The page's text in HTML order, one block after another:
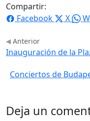
Compartir:
Facebook
X
Anterior
Inauguración de la
Conciertos de
Deja un